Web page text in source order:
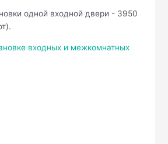
одной входной двери - 3950
входных и межкомнатных